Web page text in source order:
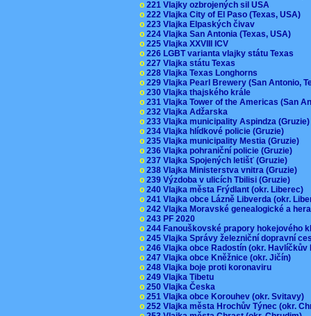
o 221 Vlajky ozbrojených sil USA
o 222 Vlajka City of El Paso (Texas, USA)
o 223 Vlajka Elpaských čivav
o 224 Vlajka San Antonia (Texas, USA)
o 225 Vlajka XXVIII ICV
o 226 LGBT varianta vlajky státu Texas
o 227 Vlajka státu Texas
o 228 Vlajka Texas Longhorns
o 229 Vlajka Pearl Brewery (San Antonio,
o 230 Vlajka thajského krále
o 231 Vlajka Tower of the Americas (San
o 232 Vlajka Adžarska
o 233 Vlajka municipality Aspindza
o 234 Vlajka hlídkové policie (Gruzie)
o 235 Vlajka municipality Mestia (Gruzie)
o 236 Vlajka pohraniční policie (Gruzie)
o 237 Vlajka Spojených letišť (Gruzie)
o 238 Vlajka Ministerstva vnitra (Gruzie)
o 239 Výzdoba v ulicích Tbilisi (Gruzie)
o 240 Vlajka města Frýdlant (okr. Liberec)
o 241 Vlajka obce Lázně Libverda (okr.
o 242 Vlajka Moravské genealogické a
o 243 PF 2020
o 244 Fanouškovské prapory hokejového
o 245 Vlajka Správy železniční dopravní
o 246 Vlajka obce Radostín (okr.
o 247 Vlajka obce Kněžnice (okr. Jičín)
o 248 Vlajka boje proti koronaviru
o 249 Vlajka Tibetu
o 250 Vlajka Česka
o 251 Vlajka obce Korouhev (okr. Svitavy)
o 252 Vlajka města Hrochův Týnec (okr.